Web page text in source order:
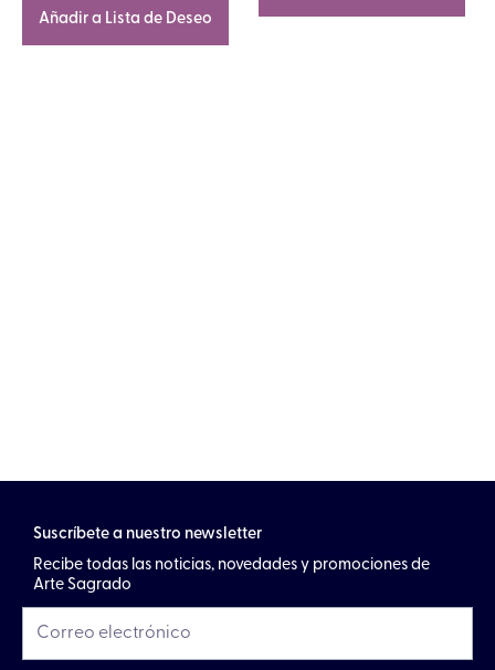
Añadir a Lista de Deseo
Suscríbete a nuestro newsletter
Recibe todas las noticias, novedades y promociones de
Arte Sagrado